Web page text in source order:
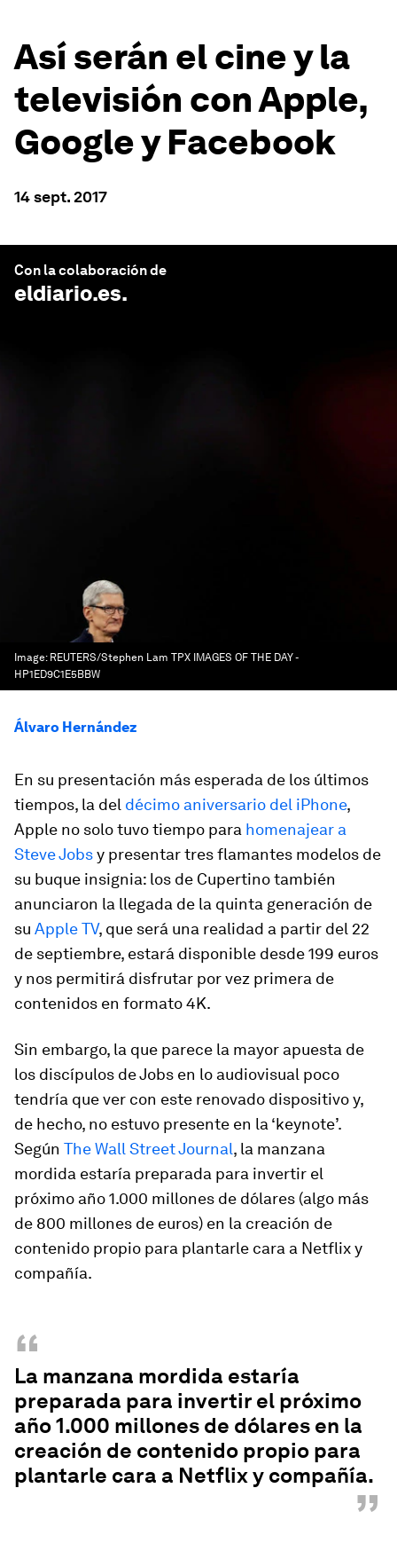
Así serán el cine y la
televisión con Apple,
Google y Facebook
14 sept. 2017
Con la colaboración de
eldiario.es.
Image: REUTERS/Stephen Lam TPX IMAGES OF THE DAY -
HP1ED9C1E5BBW
Álvaro Hernández
En su presentación más esperada de los últimos
tiempos, la del décimo aniversario del iPhone,
Apple no solo tuvo tiempo para homenajear a
Steve Jobsy presentar tres flamantes modelos de
su buque insignia: los de Cupertino también
anunciaron la llegada de la quinta generación de
su Apple TV, que será una realidad a partir del 22
de septiembre, estará disponible desde 199 euros
y nos permitirá disfrutar por vez primera de
contenidos en formato 4K.
Sin embargo, la que parece la mayor apuesta de
los discípulos de Jobs en lo audiovisual poco
tendría que ver con este renovado dispositivo y,
de hecho, no estuvo presente en la ‘keynote’.
Según The Wall Street Journal, la manzana
mordida estaría preparada para invertir el
próximo año 1.000 millones de dólares (algo más
de 800 millones de euros) en la creación de
contenido propio para plantarle cara a Netflix y
compañía.
“
La manzana mordida estaría
preparada para invertir el próximo
año 1.000 millones de dólares en la
creación de contenido propio para
plantarle cara a Netflix y compañía.
”